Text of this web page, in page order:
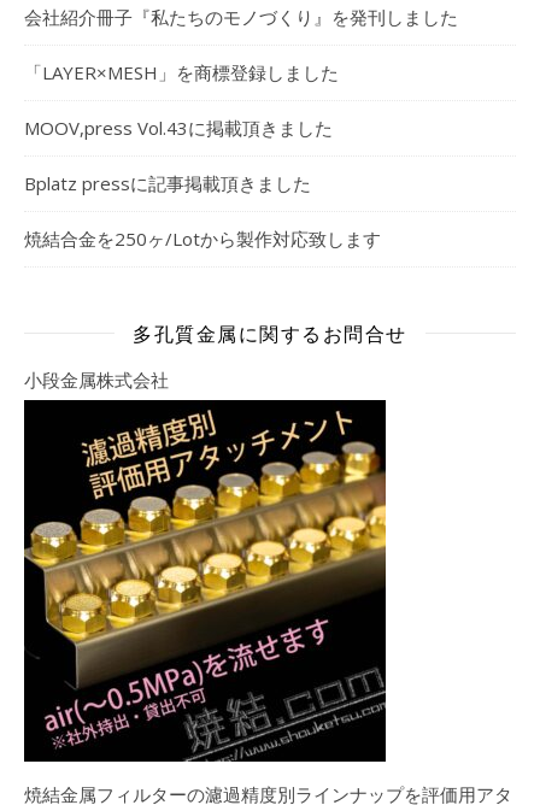
会社紹介冊子『私たちのモノづくり』を発刊しました
「LAYER×MESH」を商標登録しました
MOOV,press Vol.43に掲載頂きました
Bplatz pressに記事掲載頂きました
焼結合金を250ヶ/Lotから製作対応致します
多孔質金属に関するお問合せ
小段金属株式会社
焼結金属フィルターの濾過精度別ラインナップを評価用アタ